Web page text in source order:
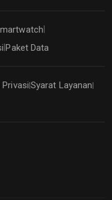
|Paket Data
Privasi|Syarat Layanan|